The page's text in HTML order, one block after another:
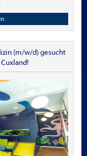
(m/w/d) gesucht